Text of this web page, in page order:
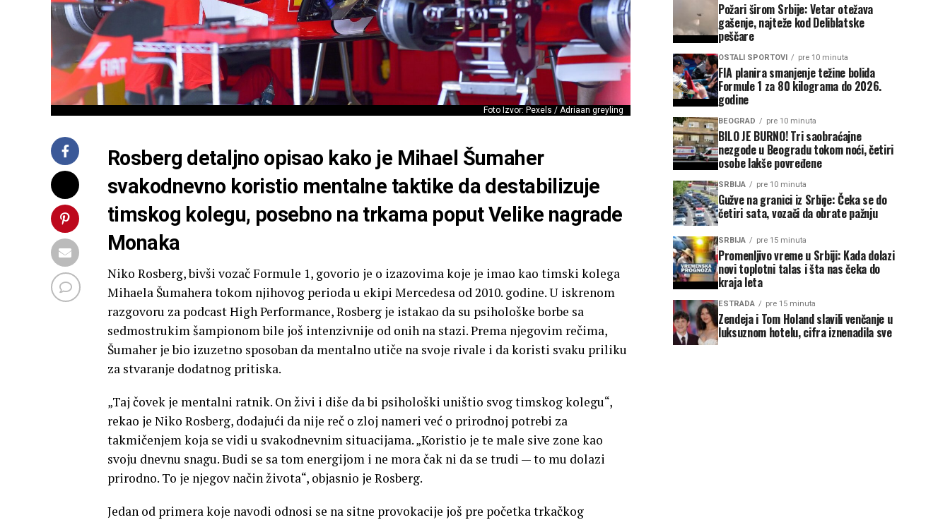
Foto Izvor: Pexels / Adriaan greyling
Rosberg detaljno opisao kako je Mihael Šumaher
svakodnevno koristio mentalne taktike da destabilizuje
timskog kolegu, posebno na trkama poput Velike nagrade
Monaka
Niko Rosberg, bivši vozač Formule 1, govorio je o izazovima koje je imao kao timski kolega
Mihaela Šumahera tokom njihovog perioda u ekipi Mercedesa od 2010. godine. U iskrenom
razgovoru za podcast High Performance, Rosberg je istakao da su psihološke borbe sa
sedmostrukim šampionom bile još intenzivnije od onih na stazi. Prema njegovim rečima,
Šumaher je bio izuzetno sposoban da mentalno utiče na svoje rivale i da koristi svaku priliku
za stvaranje dodatnog pritiska.
„Taj čovek je mentalni ratnik. On živi i diše da bi psihološki uništio svog timskog kolegu“,
rekao je Niko Rosberg, dodajući da nije reč o zloj nameri već o prirodnoj potrebi za
takmičenjem koja se vidi u svakodnevnim situacijama. „Koristio je te male sive zone kao
svoju dnevnu snagu. Budi se sa tom energijom i ne mora čak ni da se trudi — to mu dolazi
prirodno. To je njegov način života“, objasnio je Rosberg.
Jedan od primera koje navodi odnosi se na sitne provokacije još pre početka trkačkog
Požari širom Srbije: Vetar otežava
gašenje, najteže kod Deliblatske
peščare
OSTALI SPORTOVI pre 10 minuta
FIA planira smanjenje težine bolida
Formule 1 za 80 kilograma do 2026.
godine
BEOGRAD pre 10 minuta
BILO JE BURNO! Tri saobraćajne
nezgode u Beogradu tokom noći, četiri
osobe lakše povređene
SRBIJA pre 10 minuta
Gužve na granici iz Srbije: Čeka se do
četiri sata, vozači da obrate pažnju
SRBIJA pre 15 minuta
Promenljivo vreme u Srbiji: Kada dolazi
novi toplotni talas i šta nas čeka do
kraja leta
ESTRADA pre 15 minuta
Zendeja i Tom Holand slavili venčanje u
luksuznom hotelu, cifra iznenadila sve